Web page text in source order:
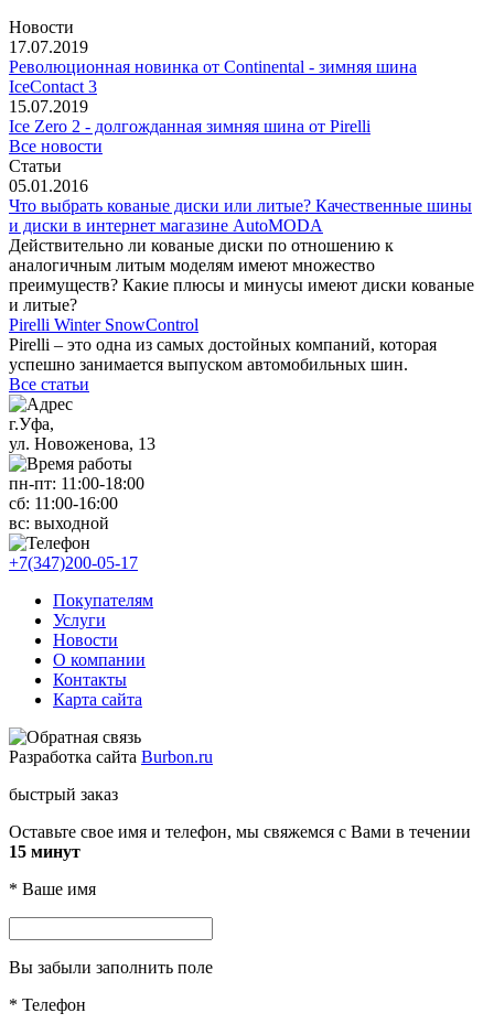
Новости
17.07.2019
Революционная новинка от Continental - зимняя шина
IceContact 3
15.07.2019
Ice Zero 2 - долгожданная зимняя шина от Pirelli
Все новости
Статьи
05.01.2016
Что выбрать кованые диски или литые? Качественные шины
и диски в интернет магазине AutoMODA
Действительно ли кованые диски по отношению к
аналогичным литым моделям имеют множество
преимуществ? Какие плюсы и минусы имеют диски кованые
и литые?
Pirelli Winter SnowControl
Pirelli – это одна из самых достойных компаний, которая
успешно занимается выпуском автомобильных шин.
Все статьи
г.Уфа,
ул. Новоженова, 13
пн-пт: 11 :00-18:00
сб: 11 :00-16:00
вс: выходной
+7(347)200-05-17
Покупателям
Услуги
Новости
О компании
Контакты
Карта сайта
Разработка сайта Burbon.ru
быстрый заказ
Оставьте свое имя и телефон, мы свяжемся с Вами в течении
15 минут
* Ваше имя
Вы забыли заполнить поле
* Телефон